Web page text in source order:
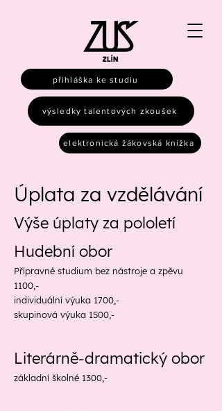
přihláška ke studiu
výsledky talentových zkoušek
elektronická žákovská knížka
Úplata za vzdělávání
Výše úplaty za pololetí
Hudební obor
Přípravné studium bez nástroje a zpěvu
1100,-
individuální výuka 1700,-
skupinová výuka 1500,-
Literárně-dramatický obor
základní školné 1300,-